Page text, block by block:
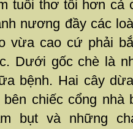
tuổi thơ tôi hơn cả
nương đầy các
vừa cao cứ phải
Dưới gốc chè là
bệnh. Hai cây
chiếc cổng nhà
bụt và những